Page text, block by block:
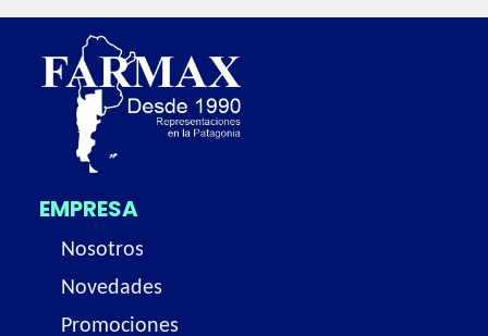
EMPRESA
Nosotros
Novedades
Promociones